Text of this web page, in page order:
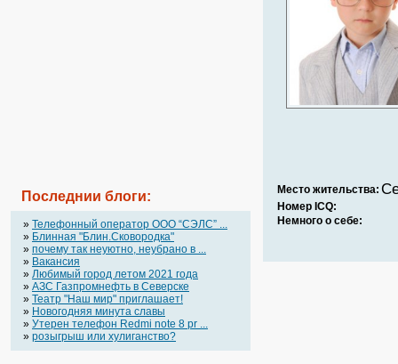
Последнии блоги:
» Телефонный оператор OOO “СЭЛС” ...
» Блинная "Блин.Сковородка"
» почему так неуютно, неубрано в ...
» Вакансия
» Любимый город летом 2021 года
» АЗС Газпромнефть в Северске
» Театр "Наш мир" приглашает!
» Новогодняя минута славы
» Утерен телефон Redmi note 8 pr ...
» розыгрыш или хулиганство?
Место жительства:
Номер ICQ:
Немного о себе: